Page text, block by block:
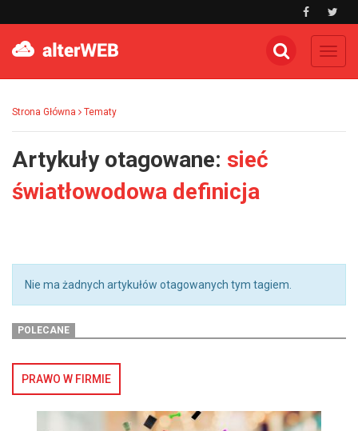
Strona Główna Tematy
Artykuły otagowane: sieć
światłowodowa definicja
Nie ma żadnych artykułów otagowanych tym tagiem.
POLECANE
PRAWO W FIRMIE